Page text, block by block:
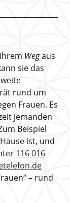
Wegaus
sie das
rund um
Frauen. Es
jemanden
Beispiel
ist, und
116 016
– rund